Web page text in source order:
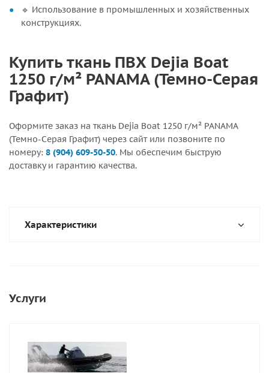
🔹 Использование в промышленных и хозяйственных
конструкциях.
Купить ткань ПВХ Dejia Boat
1250 г/м² PANAMA (Темно-Серая
Графит)
Оформите заказ на ткань Dejia Boat 1250 г/м² PANAMA
(Темно-Серая Графит) через сайт или позвоните по
номеру: 8 (904) 609-50-50. Мы обеспечим быструю
доставку и гарантию качества.
Характеристики
Услуги